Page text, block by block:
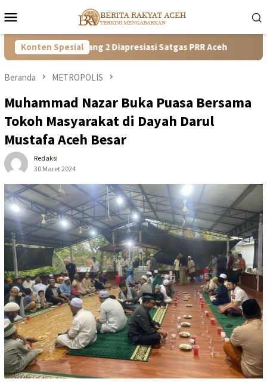
ke
Mobile
Konten Spesial
Tamiang 2 Diapresiasi Satgas PRR Aceh
Beranda METROPOLIS
Muhammad Nazar Buka Puasa Bersama
Tokoh Masyarakat di Dayah Darul
Mustafa Aceh Besar
Redaksi
30 Maret 2024